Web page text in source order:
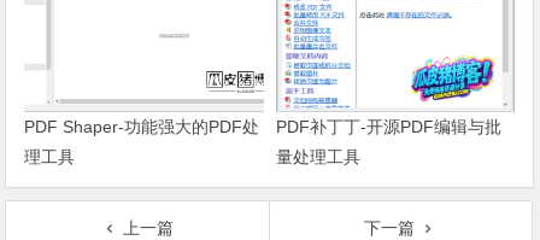
PDF Shaper-功能强大的PDF处
理工具
PDF补丁丁-开源PDF编辑与批
量处理工具
上一篇
下一篇